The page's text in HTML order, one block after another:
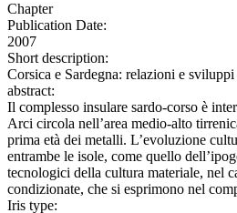
Chapter
Publication Date:
2007
Short description:
Corsica e Sardegna: relazioni e
abstract:
Il complesso insulare sardo-corso è
Arci circola nell’area medio-alto
prima età dei metalli. L’evoluzione
entrambe le isole, come quello
tecnologici della cultura materiale, nel
condizionate, che si esprimono nel
Iris type: